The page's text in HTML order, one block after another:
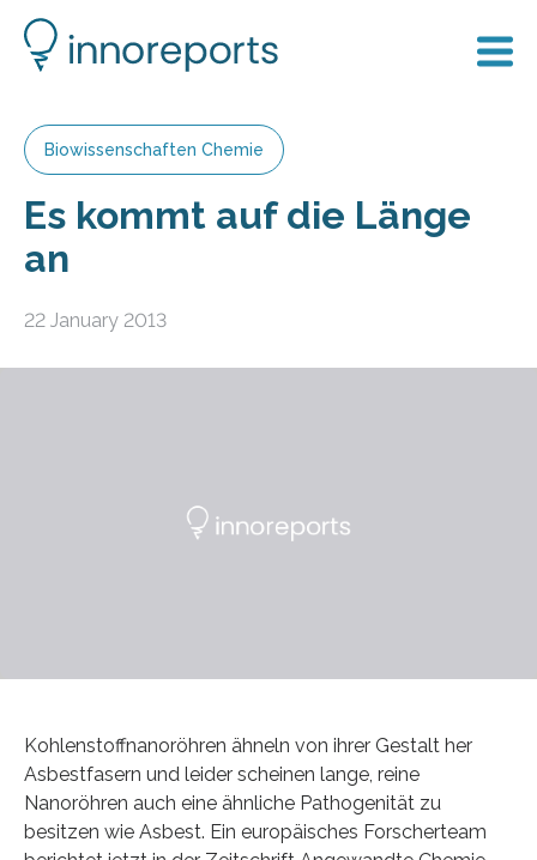
Biowissenschaften Chemie
Es kommt auf die Länge
an
22 January 2013
Kohlenstoffnanoröhren ähneln von ihrer Gestalt her
Asbestfasern und leider scheinen lange, reine
Nanoröhren auch eine ähnliche Pathogenität zu
besitzen wie Asbest. Ein europäisches Forscherteam